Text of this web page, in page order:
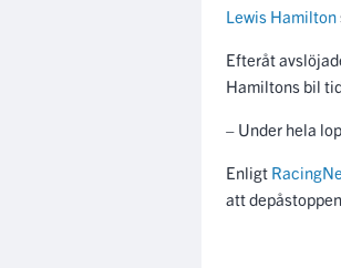
Lewis Hamilton
Efteråt
Hamiltons bil
– Under hela
Enligt
att